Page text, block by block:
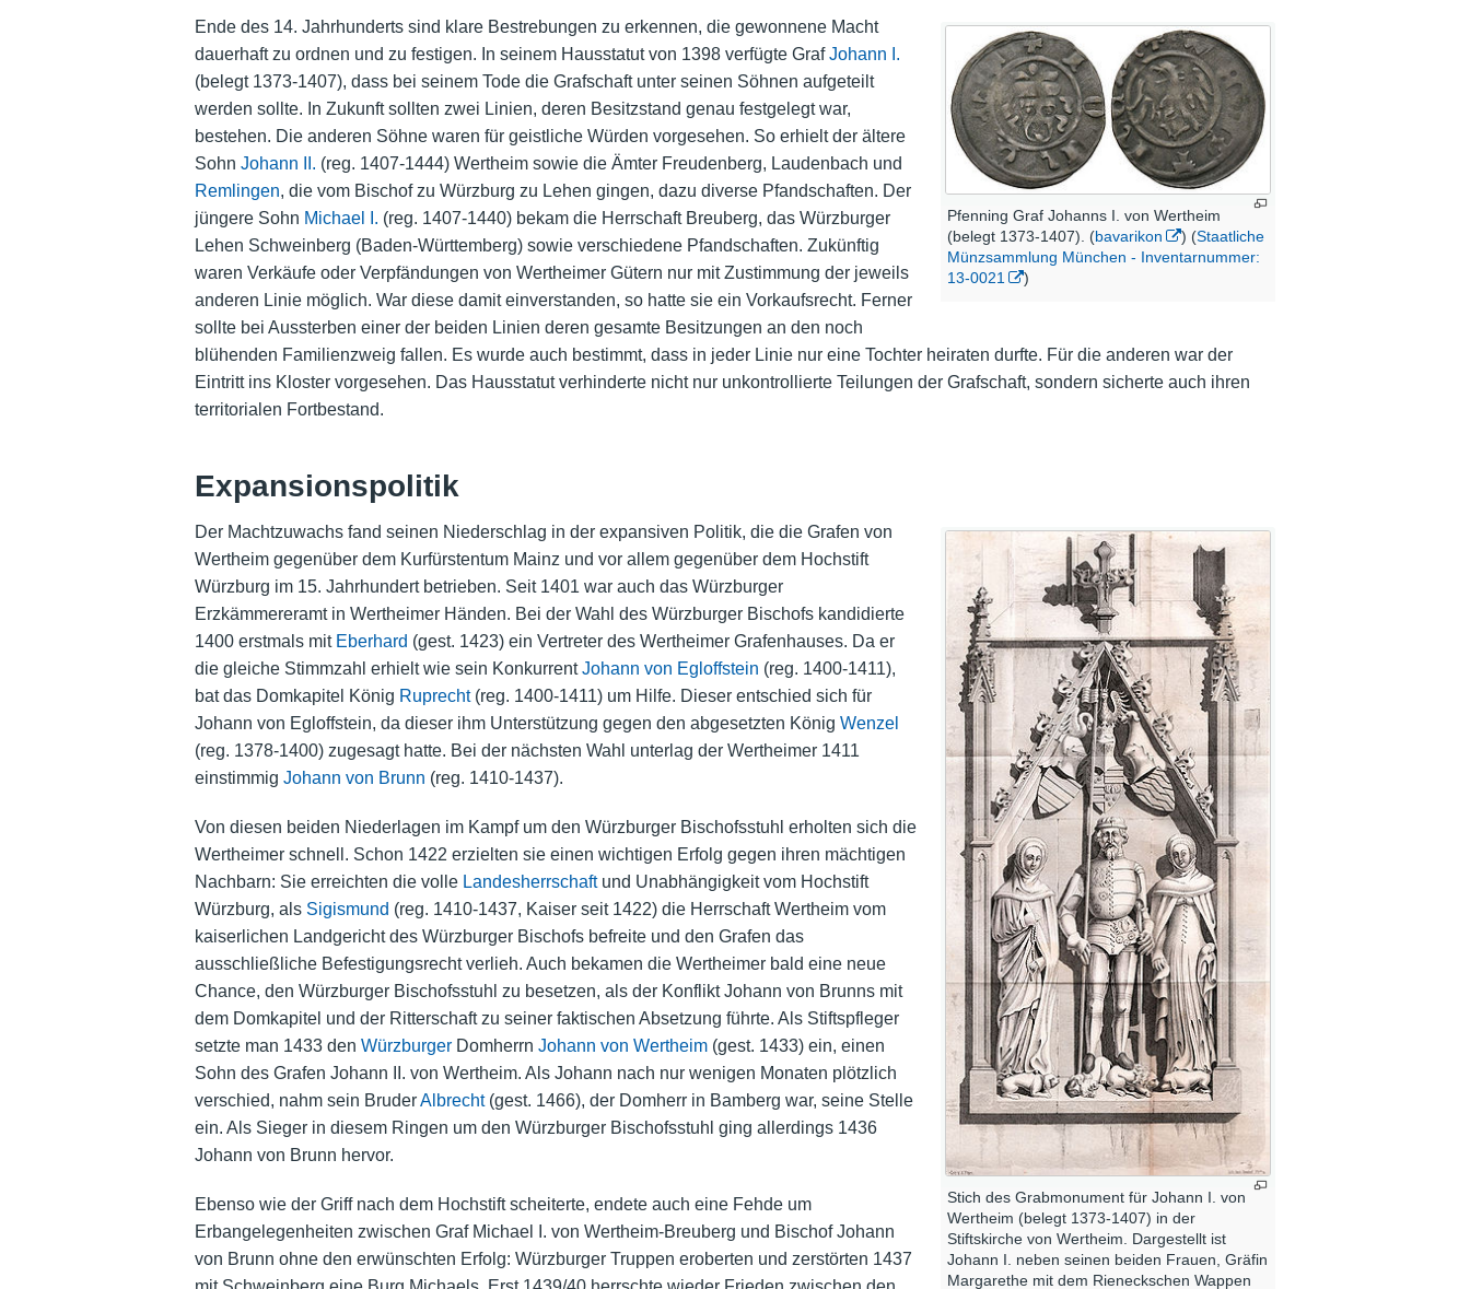
Pfenning Graf Johanns I. von Wertheim
(belegt 1373-1407). (bavarikon ) (Staatliche
Münzsammlung München - Inventarnummer:
13-0021
)
Ende des 14. Jahrhunderts sind klare Bestrebungen zu erkennen, die gewonnene Macht
dauerhaft zu ordnen und zu festigen. In seinem Hausstatut von 1398 verfügte GrafJohann I.
(belegt 1373-1407), dass bei seinem Tode die Grafschaft unter seinen Söhnen aufgeteilt
werden sollte. In Zukunft sollten zwei Linien, deren Besitzstand genau festgelegt war,
bestehen. Die anderen Söhne waren für geistliche Würden vorgesehen. So erhielt der ältere
Sohn Johann II. (reg. 1407-1444) Wertheim sowie die Ämter Freudenberg, Laudenbach und
Remlingen, die vom Bischof zu Würzburg zu Lehen gingen, dazu diverse Pfandschaften. Der
jüngere Sohn Michael I. (reg. 1407-1440) bekam die Herrschaft Breuberg, das Würzburger
Lehen Schweinberg (Baden-Württemberg) sowie verschiedene Pfandschaften. Zukünftig
waren Verkäufe oder Verpfändungen von Wertheimer Gütern nur mit Zustimmung der jeweils
anderen Linie möglich. War diese damit einverstanden, so hatte sie ein Vorkaufsrecht. Ferner
sollte bei Aussterben einer der beiden Linien deren gesamte Besitzungen an den noch
blühenden Familienzweig fallen. Es wurde auch bestimmt, dass in jeder Linie nur eine Tochter heiraten durfte. Für die anderen war der
Eintritt ins Kloster vorgesehen. Das Hausstatut verhinderte nicht nur unkontrollierte Teilungen der Grafschaft, sondern sicherte auch ihren
territorialen Fortbestand.
Expansionspolitik
Stich des Grabmonument für Johann I. von
Wertheim (belegt 1373-1407) in der
Stiftskirche von Wertheim. Dargestellt ist
Johann I. neben seinen beiden Frauen, Gräfin
Margarethe mit dem Rieneckschen Wappen
Der Machtzuwachs fand seinen Niederschlag in der expansiven Politik, die die Grafen von
Wertheim gegenüber dem Kurfürstentum Mainz und vor allem gegenüber dem Hochstift
Würzburg im 15. Jahrhundert betrieben. Seit 1401 war auch das Würzburger
Erzkämmereramt in Wertheimer Händen. Bei der Wahl des Würzburger Bischofs kandidierte
1400 erstmals mit Eberhard (gest. 1423) ein Vertreter des Wertheimer Grafenhauses. Da er
die gleiche Stimmzahl erhielt wie sein KonkurrentJohann von Egloffstein (reg. 1400-1411),
bat das Domkapitel König Ruprecht(reg. 1400-1411) um Hilfe. Dieser entschied sich für
Johann von Egloffstein, da dieser ihm Unterstützung gegen den abgesetzten König Wenzel
(reg. 1378-1400) zugesagt hatte. Bei der nächsten Wahl unterlag der Wertheimer 1411
einstimmig Johann von Brunn (reg. 1410-1437).
Von diesen beiden Niederlagen im Kampf um den Würzburger Bischofsstuhl erholten sich die
Wertheimer schnell. Schon 1422 erzielten sie einen wichtigen Erfolg gegen ihren mächtigen
Nachbarn: Sie erreichten die volle Landesherrschaftund Unabhängigkeit vom Hochstift
Würzburg, als Sigismund (reg. 1410-1437, Kaiser seit 1422) die Herrschaft Wertheim vom
kaiserlichen Landgerichtdes Würzburger Bischofs befreite und den Grafen das
ausschließliche Befestigungsrecht verlieh. Auch bekamen die Wertheimer bald eine neue
Chance, den Würzburger Bischofsstuhl zu besetzen, als der Konflikt Johann von Brunns mit
dem Domkapitel und der Ritterschaft zu seiner faktischen Absetzung führte. Als Stiftspfleger
setzte man 1433 den WürzburgerDomherrn Johann von Wertheim(gest. 1433) ein, einen
Sohn des Grafen Johann II. von Wertheim. Als Johann nach nur wenigen Monaten plötzlich
verschied, nahm sein BruderAlbrecht(gest. 1466), der Domherr in Bamberg war, seine Stelle
ein. Als Sieger in diesem Ringen um den Würzburger Bischofsstuhl ging allerdings 1436
Johann von Brunn hervor.
Ebenso wie der Griff nach dem Hochstift scheiterte, endete auch eine Fehde um
Erbangelegenheiten zwischen Graf Michael I. von Wertheim-Breuberg und Bischof Johann
von Brunn ohne den erwünschten Erfolg: Würzburger Truppen eroberten und zerstörten 1437